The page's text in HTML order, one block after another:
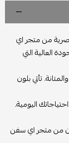
من متجر اي
العالية التي
تأتي بلون
اليومية.
من متجر اي سفن